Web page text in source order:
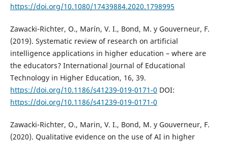
https://doi.org/10.1080/17439884.2020.1798995
Zawacki-Richter, O., Marín, V. I., Bond, M. y Gouverneur, F.
(2019). Systematic review of research on artificial
intelligence applications in higher education – where are
the educators? International Journal of Educational
Technology in Higher Education, 16, 39.
https://doi.org/10.1186/s41239-019-0171-0 DOI:
https://doi.org/10.1186/s41239-019-0171-0
Zawacki-Richter, O., Marin, V. I., Bond, M. y Gouverneur, F.
(2020). Qualitative evidence on the use of AI in higher